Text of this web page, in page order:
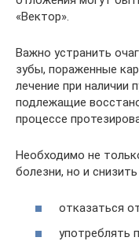
«Вектор».
Важно устранить
зубы, пораженные
лечение при наличии
подлежащие
процессе
Необходимо не
болезни, но и
отказаться
употреблять